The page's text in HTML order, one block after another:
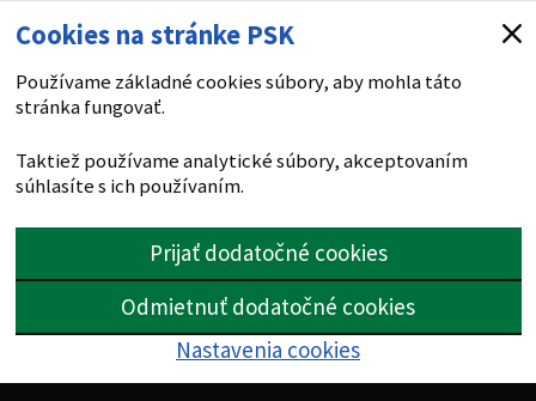
Cookies na stránke PSK
Používame základné cookies súbory, aby mohla táto
stránka fungovať.
Taktiež používame analytické súbory, akceptovaním
súhlasíte s ich používaním.
Prijať dodatočné cookies
Odmietnuť dodatočné cookies
Nastavenia cookies